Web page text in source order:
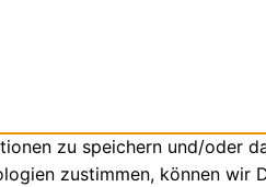
zu speichern und/oder
zustimmen, können